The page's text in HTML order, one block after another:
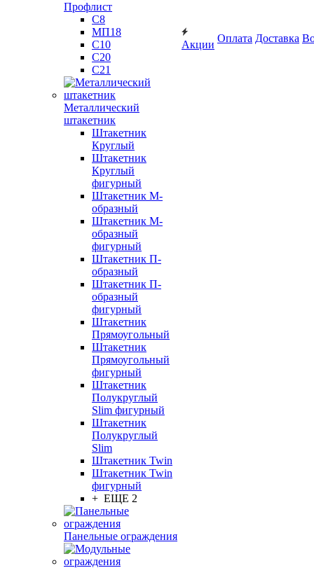
Профлист
С8
МП18
С10
С20
С21
Металлический
штакетник
Штакетник
Круглый
Штакетник
Круглый
фигурный
Штакетник М-
образный
Штакетник М-
образный
фигурный
Штакетник П-
образный
Штакетник П-
образный
фигурный
Штакетник
Прямоугольный
Штакетник
Прямоугольный
фигурный
Штакетник
Полукруглый
Slim фигурный
Штакетник
Полукруглый
Slim
Штакетник Twin
Штакетник Twin
фигурный
+ ЕЩЕ 2
Панельные ограждения
Акции
Оплата Доставка